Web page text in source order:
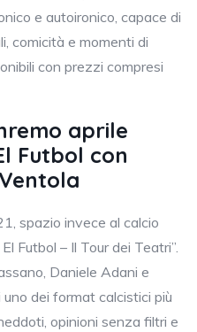
e autoironico, capace di
comicità e momenti di
con prezzi compresi
aprile
Futbol con
spazio invece al calcio
Futbol – Il Tour dei Teatri”.
Daniele Adani e
dei format calcistici più
opinioni senza filtri e